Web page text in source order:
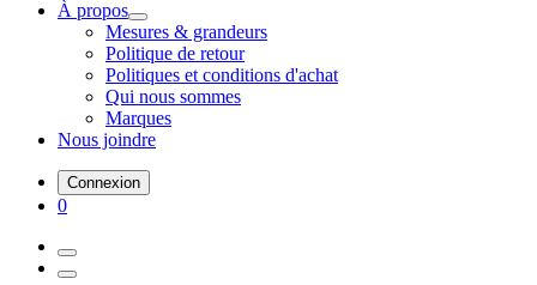
À propos
Mesures & grandeurs
Politique de retour
Politiques et conditions d'achat
Qui nous sommes
Marques
Nous joindre
Connexion
0